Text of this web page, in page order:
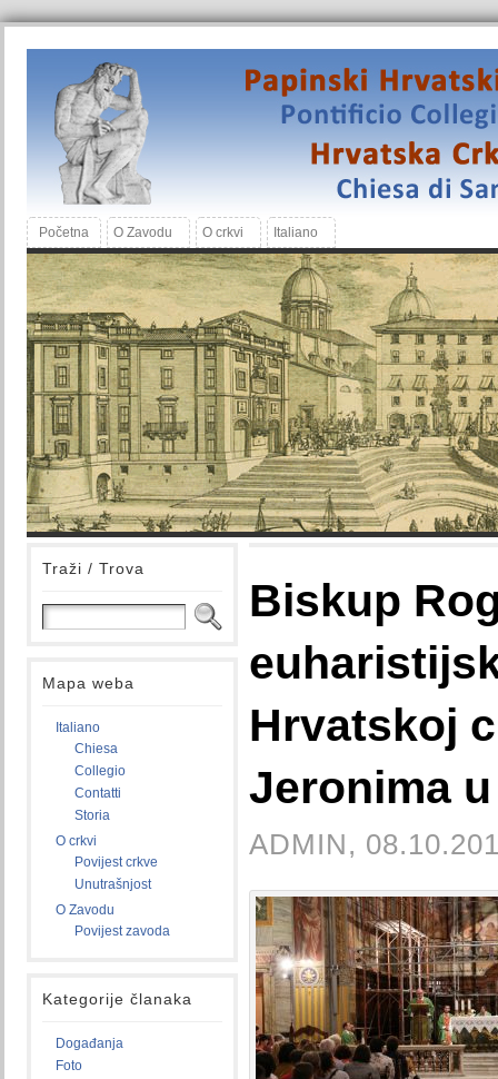
Početna O Zavodu O crkvi Italiano
Traži / Trova
Mapa weba
Italiano
Chiesa
Collegio
Contatti
Storia
O crkvi
Povijest crkve
Unutrašnjost
O Zavodu
Povijest zavoda
Kategorije članaka
Događanja
Foto
Biskup
Hrvatskoj
Jeronima
ADMIN,